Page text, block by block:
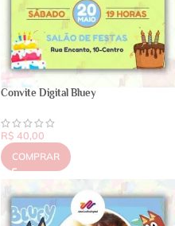
Convite Digital Bluey
R$ 40,00
COMPRAR